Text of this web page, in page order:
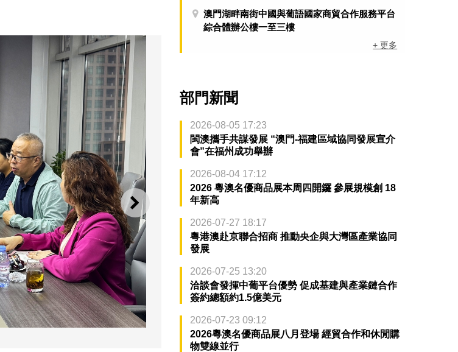
下一則
澳門湖畔南街中國與葡語國家商貿合作服務平台
綜合體辦公樓一至三樓
+ 更多
部門新聞
2026-08-05 17:23
閩澳攜手共謀發展 “澳門-福建區域協同發展宣介
會”在福州成功舉辦
2026-08-04 17:12
2026 粵澳名優商品展本周四開鑼 參展規模創 18
年新高
2026-07-27 18:17
粵港澳赴京聯合招商 推動央企與大灣區產業協同
發展
2026-07-25 13:20
洽談會發揮中葡平台優勢 促成基建與產業鏈合作
簽約總額約1.5億美元
2026-07-23 09:12
2026粵澳名優商品展八月登場 經貿合作和休閒購
物雙線並行